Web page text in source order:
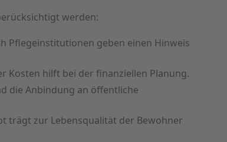
werden:
Pflegeinstitutionen geben einen Hinweis
Kosten hilft bei der finanziellen Planung.
die Anbindung an öffentliche
trägt zur Lebensqualität der Bewohner